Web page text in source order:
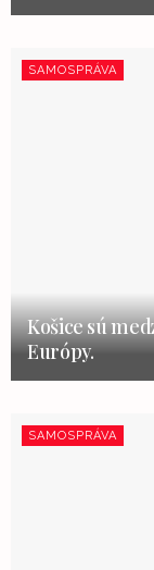
SAMOSPRÁVA
Košice sú
Európy.
SAMOSPRÁVA